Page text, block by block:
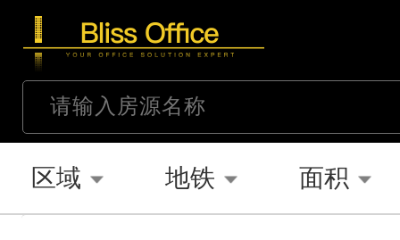
区域 地铁 面积